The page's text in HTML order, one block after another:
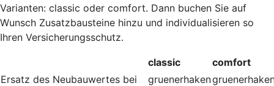
Varianten: classic oder comfort. Dann buchen Sie auf
Wunsch Zusatzbausteine hinzu und individualisieren so
Ihren Versicherungsschutz.
classic
comfort
Ersatz des Neubauwertes bei
gruenerhaken